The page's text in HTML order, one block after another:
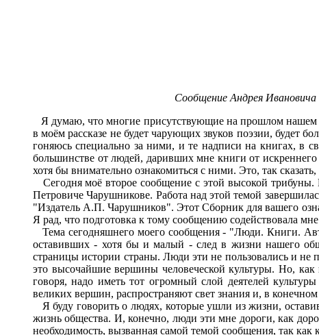
Сообщение Андрея Ивановича
Я думаю, что многие присутствующие на прошлом нашем
в моём рассказе не будет чарующих звуков поэзии, будет
гоняюсь специально за ними, и те надписи на книгах, в
большинстве от людей, даривших мне книги от
хотя бы внимательно ознакомиться с ними. Это, так
Сегодня моё второе сообщение с этой высокой трибуны.
Петровиче Чарушникове. Работа над этой темой
"Издатель А.П. Чарушников". Этот Сборник для вашего
Я рад, что подготовка к тому сообщению содействовала
Тема сегодняшнего моего сообщения - "Люди. Книги.
оставивших - хотя бы и малый - след в жизни нашего
страницы истории страны. Люди эти не пользовались и не
это высочайшие вершины человеческой культуры. Но,
говоря, надо иметь тот огромный слой деятелей
великих вершин, распространяют свет знания и, в
Я буду говорить о людях, которые ушли из жизни,
жизнь общества. И, конечно, люди эти мне дороги, как
необходимость, вызванная самой темой сообщения, так